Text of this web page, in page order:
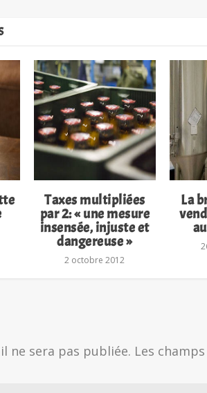
Taxes multipliées
par 2: « une mesure
insensée, injuste et
dangereuse »
2 octobre 2012
La
ne sera pas publiée. Les